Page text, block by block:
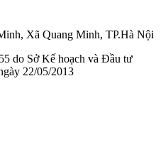
Xã Quang Minh, TP.Hà Nội
do Sở Kế hoạch và Đầu tư
22/05/2013